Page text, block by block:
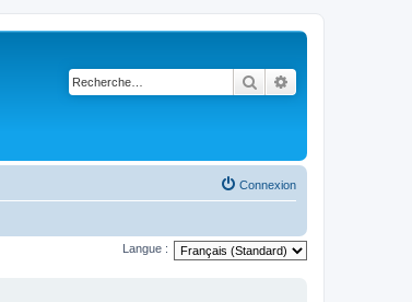
Rechercher
Connexion
Langue :